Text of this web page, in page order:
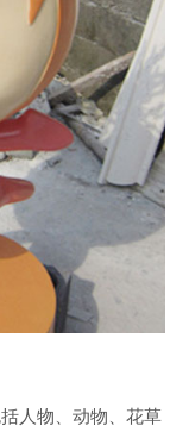
人物、动物、花草